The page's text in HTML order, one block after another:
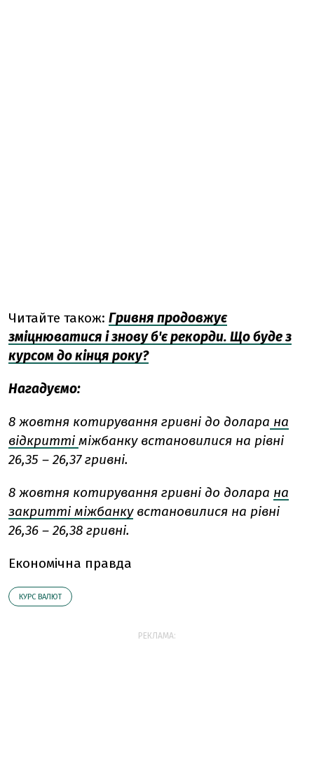
Читайте також: Гривня продовжує
зміцнюватися і знову б'є рекорди. Що буде з
курсом до кінця року?
Нагадуємо:
8 жовтня котирування гривні до долара на
відкритті міжбанку встановилися на рівні
26,35 – 26,37 гривні.
8 жовтня котирування гривні до долара на
закритті міжбанкувстановилися на рівні
26,36 – 26,38 гривні.
Економічна правда
КУРС ВАЛЮТ
РЕКЛАМА: